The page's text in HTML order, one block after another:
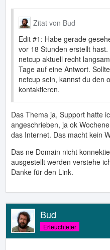
Zitat von Bud
Edit #1: Habe gerade
vor 18 Stunden erstellt
netcup aktuell recht
Tage auf eine Antwort.
netcup sein, kannst du den
kontaktieren.
Das Thema ja, Support hatte
angeschrieben, ja ok
das Internet. Das macht kein
Das ne Domain nicht
ausgestellt werden verstehe
Danke für den Link.
Bud
Erleuchteter